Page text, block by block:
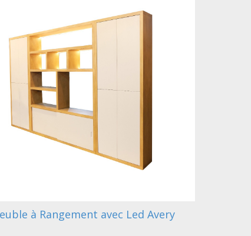
à Rangement avec Led Avery